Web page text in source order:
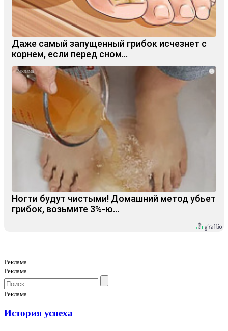
Даже самый запущенный грибок исчезнет с
корнем, если перед сном…
i
Ногти будут чистыми! Домашний метод убьет
грибок, возьмите 3%-ю…
Реклама.
Реклама.
Реклама.
История успеха